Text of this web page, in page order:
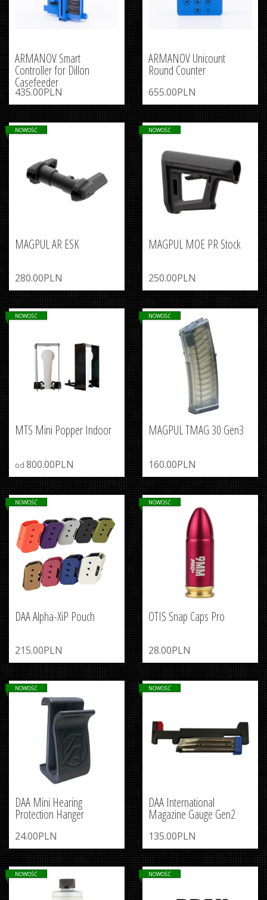
ARMANOV Smart
Controller for Dillon
Casefeeder
435.00PLN
ARMANOV Unicount
Round Counter
655.00PLN
MAGPUL AR ESK
280.00PLN
NOWOŚĆ
MAGPUL MOE PR Stock
250.00PLN
NOWOŚĆ
MTS Mini Popper Indoor
od 800.00PLN
NOWOŚĆ
MAGPUL TMAG 30 Gen3
160.00PLN
NOWOŚĆ
DAA Alpha-XiP Pouch
215.00PLN
NOWOŚĆ
OTIS Snap Caps Pro
28.00PLN
NOWOŚĆ
DAA Mini Hearing
Protection Hanger
24.00PLN
NOWOŚĆ
DAA International
Magazine Gauge Gen2
135.00PLN
NOWOŚĆ
NOWOŚĆ NOWOŚĆ